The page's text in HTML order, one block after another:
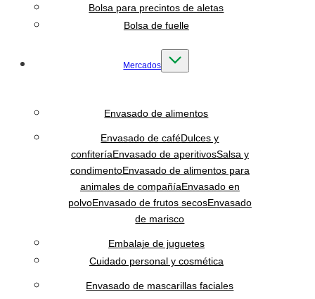
Bolsa para precintos de aletas
Bolsa de fuelle
Mercados
Envasado de alimentos
Envasado de caféDulces y
confiteríaEnvasado de aperitivosSalsa y
condimentoEnvasado de alimentos para
animales de compañíaEnvasado en
polvoEnvasado de frutos secosEnvasado
de marisco
Embalaje de juguetes
Cuidado personal y cosmética
Envasado de mascarillas faciales